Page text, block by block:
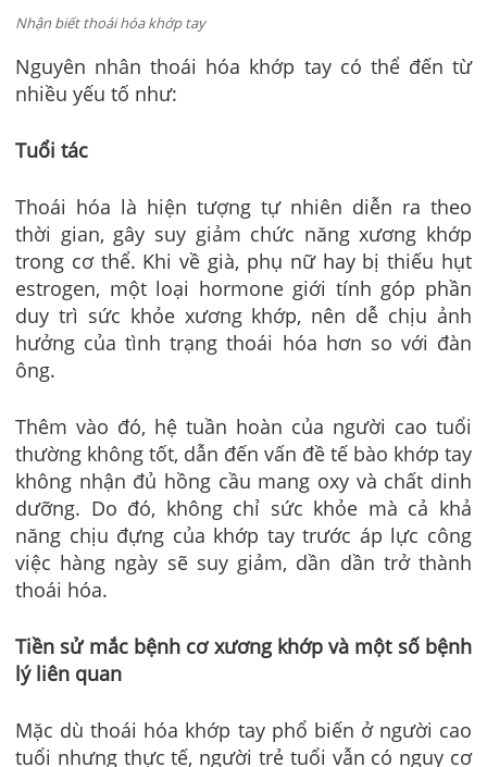
Nhận biết thoái hóa khớp tay
Nguyên nhân thoái hóa khớp tay có thể đến từ
nhiều yếu tố như:
Tuổi tác
Thoái hóa là hiện tượng tự nhiên diễn ra theo
thời gian, gây suy giảm chức năng xương khớp
trong cơ thể. Khi về già, phụ nữ hay bị thiếu hụt
estrogen, một loại hormone giới tính góp phần
duy trì sức khỏe xương khớp, nên dễ chịu ảnh
hưởng của tình trạng thoái hóa hơn so với đàn
ông.
Thêm vào đó, hệ tuần hoàn của người cao tuổi
thường không tốt, dẫn đến vấn đề tế bào khớp tay
không nhận đủ hồng cầu mang oxy và chất dinh
dưỡng. Do đó, không chỉ sức khỏe mà cả khả
năng chịu đựng của khớp tay trước áp lực công
việc hàng ngày sẽ suy giảm, dần dần trở thành
thoái hóa.
Tiền sử mắc bệnh cơ xương khớp và một số bệnh
lý liên quan
Mặc dù thoái hóa khớp tay phổ biến ở người cao
tuổi nhưng thực tế, người trẻ tuổi vẫn có nguy cơ